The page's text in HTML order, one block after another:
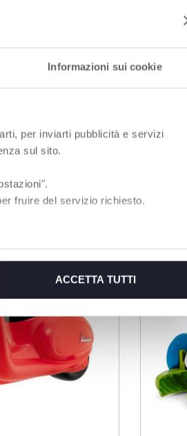
Informazioni sui cookie
per inviarti pubblicità e servizi
sul sito.
fruire del servizio richiesto.
ACCETTA TUTTI